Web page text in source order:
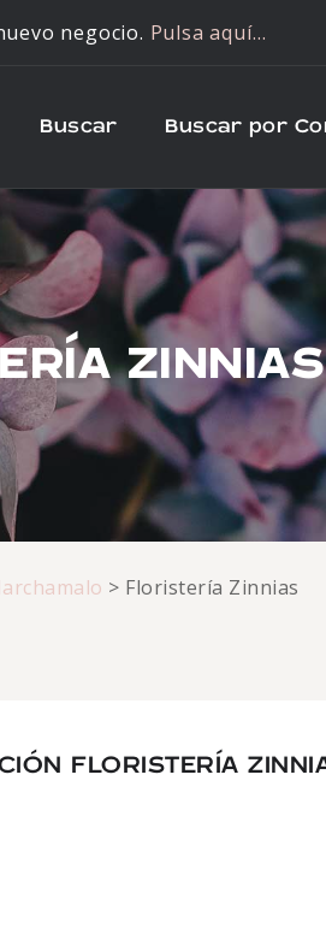
negocio. Pulsa aquí…
Buscar Buscar por
ZINNIAS
> Floristería Zinnias
FLORISTERÍA